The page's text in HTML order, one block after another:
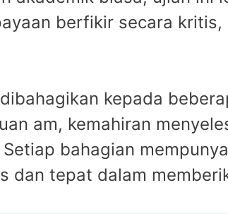
berfikir secara
kepada
am, kemahiran
bahagian
dan tepat dalam